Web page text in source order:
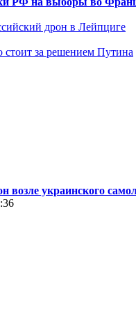
дрон в Лейпциге
за решением Путина
возле украинского